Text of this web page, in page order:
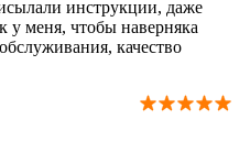
инструкции, даже
у меня, чтобы наверняка
качество